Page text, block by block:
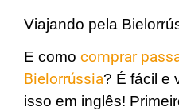
Viajando pela
E como comprar
Bielorrússia? É fácil e
isso em inglês!